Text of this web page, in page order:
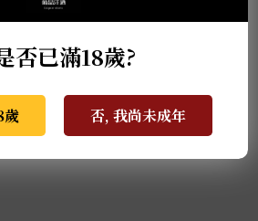
否已滿18歲?
歲 否, 我尚未成年